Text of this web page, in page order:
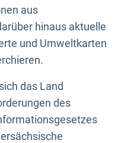
aus
hinaus aktuelle
und Umweltkarten
das Land
des